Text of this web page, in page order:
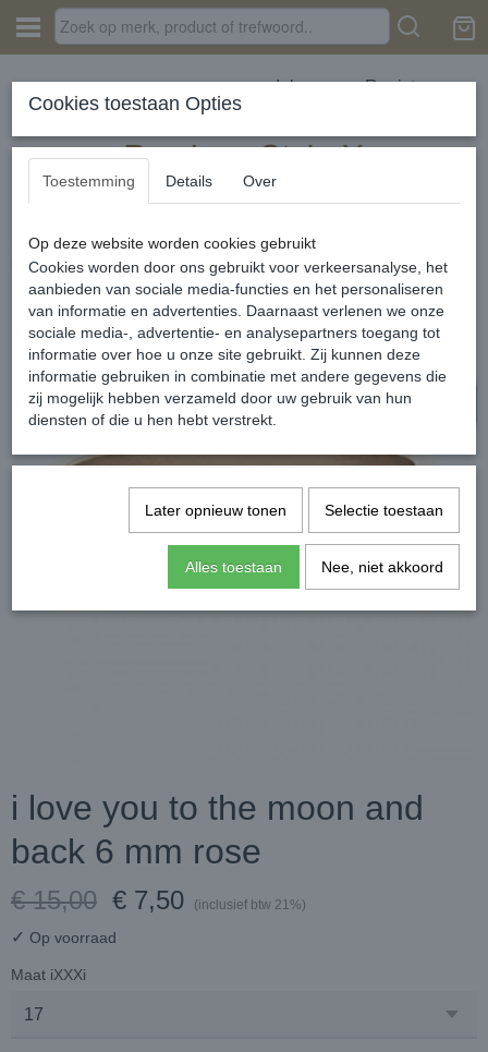
Inloggen Registreren
Home › SIERADEN › iXXXi Jewelry › SALE ›
back 6 mm rose
50% SALE
i love you to the moon and
back 6 mm rose
€ 15,00 € 7,50 (inclusief btw 21%)
✓ Op voorraad
Maat iXXXi
Cookies toestaan Opties
Toestemming Details Over
Op deze website worden cookies gebruikt
Cookies worden door ons gebruikt voor verkeersanalyse, het
aanbieden van sociale media-functies en het personaliseren
van informatie en advertenties. Daarnaast verlenen we onze
sociale media-, advertentie- en analysepartners toegang tot
informatie over hoe u onze site gebruikt. Zij kunnen deze
informatie gebruiken in combinatie met andere gegevens die
zij mogelijk hebben verzameld door uw gebruik van hun
diensten of die u hen hebt verstrekt.
Later opnieuw tonen Selectie toestaan
Alles toestaan Nee, niet akkoord